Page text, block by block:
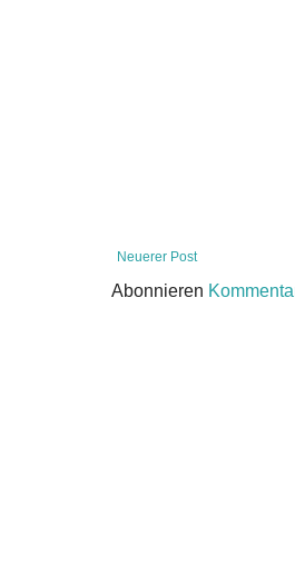
Neuerer Post
Abonnieren